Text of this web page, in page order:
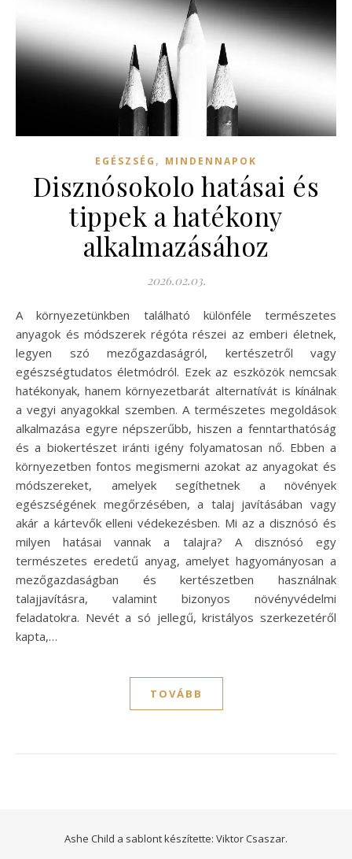
EGÉSZSÉG , MINDENNAPOK
Disznósokolo hatásai és
tippek a hatékony
alkalmazásához
2026.02.03.
A környezetünkben található különféle természetes
anyagok és módszerek régóta részei az emberi életnek,
legyen szó mezőgazdaságról, kertészetről vagy
egészségtudatos életmódról. Ezek az eszközök nemcsak
hatékonyak, hanem környezetbarát alternatívát is kínálnak
a vegyi anyagokkal szemben. A természetes megoldások
alkalmazása egyre népszerűbb, hiszen a fenntarthatóság
és a biokertészet iránti igény folyamatosan nő. Ebben a
környezetben fontos megismerni azokat az anyagokat és
módszereket, amelyek segíthetnek a növények
egészségének megőrzésében, a talaj javításában vagy
akár a kártevők elleni védekezésben. Mi az a disznósó és
milyen hatásai vannak a talajra? A disznósó egy
természetes eredetű anyag, amelyet hagyományosan a
mezőgazdaságban és kertészetben használnak
talajjavításra, valamint bizonyos növényvédelmi
feladatokra. Nevét a só jellegű, kristályos szerkezetéről
kapta,…
TOVÁBB
Ashe Child a sablont készítette: Viktor Csaszar.